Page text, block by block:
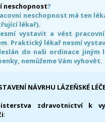
neschopnost?
neschopnost má ten
lékař).
vystavit a vést
Praktický lékař nesmí
do naši ordinace
nemůžeme Vám vyhovět.
NÁVRHU LÁZEŇSKÉ
zdravotnictví k
: